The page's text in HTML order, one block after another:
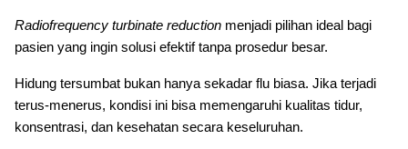
Radiofrequency turbinate reduction menjadi pilihan ideal bagi
pasien yang ingin solusi efektif tanpa prosedur besar.
Hidung tersumbat bukan hanya sekadar flu biasa. Jika terjadi
terus-menerus, kondisi ini bisa memengaruhi kualitas tidur,
konsentrasi, dan kesehatan secara keseluruhan.